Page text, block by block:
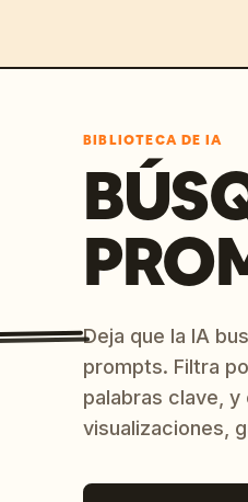
BIBLIOTECA DE IA
Deja que la IA
prompts. Filtra
palabras clave,
visualizaciones,